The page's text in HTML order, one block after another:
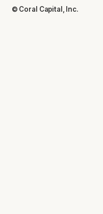
© Coral Capital, Inc.